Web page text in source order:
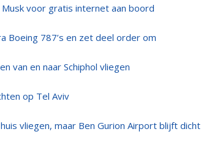
Musk voor gratis internet aan boord
Boeing 787’s en zet deel order om
van en naar Schiphol vliegen
op Tel Aviv
vliegen, maar Ben Gurion Airport blijft dicht